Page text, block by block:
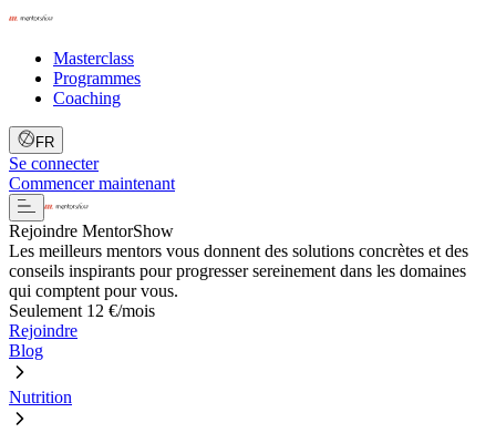
Masterclass
Programmes
Coaching
FR
Se connecter
Commencer maintenant
Rejoindre MentorShow
Les meilleurs mentors vous donnent des solutions concrètes et des
conseils inspirants pour progresser sereinement dans les domaines
qui comptent pour vous.
Seulement 12 €/mois
Rejoindre
Blog
Nutrition